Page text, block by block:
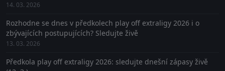
14. 03. 2026
Rozhodne se dnes v předkolech play off extraligy 2026 i o
zbývajících postupujících? Sledujte živě
13. 03. 2026
Předkola play off extraligy 2026: sledujte dnešní zápasy živě